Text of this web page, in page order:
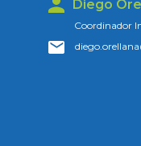
Diego
Coordinador